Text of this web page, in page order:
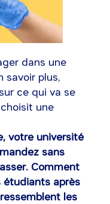
dans une
savoir plus,
ce qui va se
une
votre université
sans
Comment
étudiants après
les